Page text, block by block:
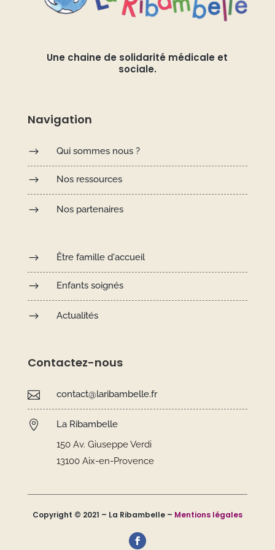
Une chaine de solidarité médicale et
sociale.
Navigation
$ Qui sommes nous ?
$ Nos ressources
$ Nos partenaires
$ Être famille d'accueil
$ Enfants soignés
$ Actualités
Contactez-nous
 contact@laribambelle.fr

La Ribambelle
150 Av. Giuseppe Verdi
13100 Aix-en-Provence
Copyright © 2021 – La Ribambelle – Mentions légales